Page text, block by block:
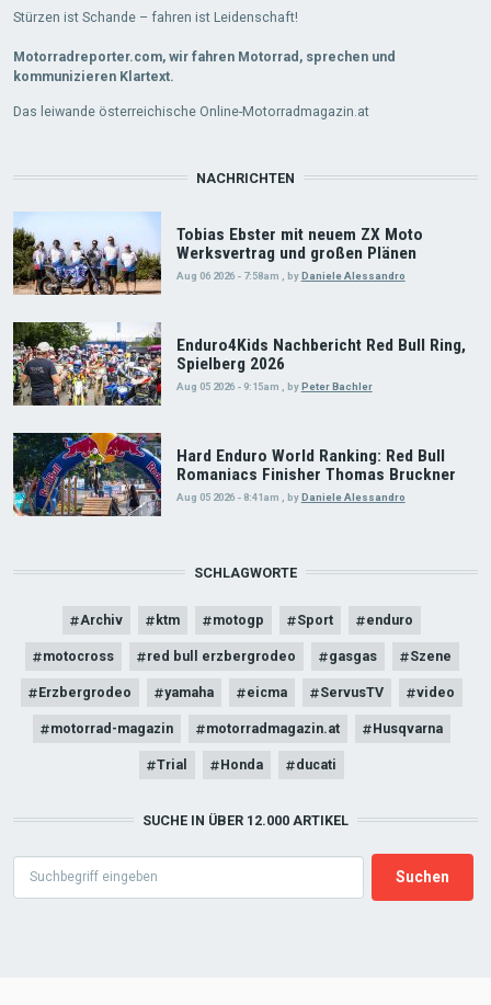
Stürzen ist Schande – fahren ist Leidenschaft!
Motorradreporter.com, wir fahren Motorrad, sprechen und
kommunizieren Klartext.
Das leiwande österreichische Online-Motorradmagazin.at
NACHRICHTEN
Tobias Ebster mit neuem ZX Moto
Werksvertrag und großen Plänen
Aug 06 2026 - 7:58am byDaniele Alessandro
Enduro4Kids Nachbericht Red Bull Ring,
Spielberg 2026
Aug 05 2026 - 9:15am byPeter Bachler
Hard Enduro World Ranking: Red Bull
Romaniacs Finisher Thomas Bruckner
Aug 05 2026 - 8:41am byDaniele Alessandro
SCHLAGWORTE
Archiv ktm motogp Sport enduro
motocross red bull erzbergrodeo gasgas Szene
Erzbergrodeo yamaha eicma ServusTV video
motorrad-magazin motorradmagazin.at Husqvarna
Trial Honda ducati
SUCHE IN ÜBER 12.000 ARTIKEL